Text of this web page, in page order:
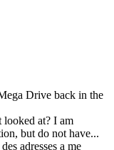
Drive back in the
looked at? I am
, but do not have...
adresses a me